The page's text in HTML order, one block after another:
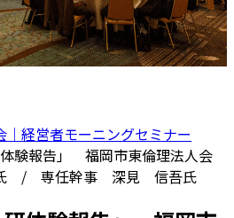
経営者モーニングセミナー
験報告」 福岡市東倫理法人会
/ 専任幹事 深見 信吾氏